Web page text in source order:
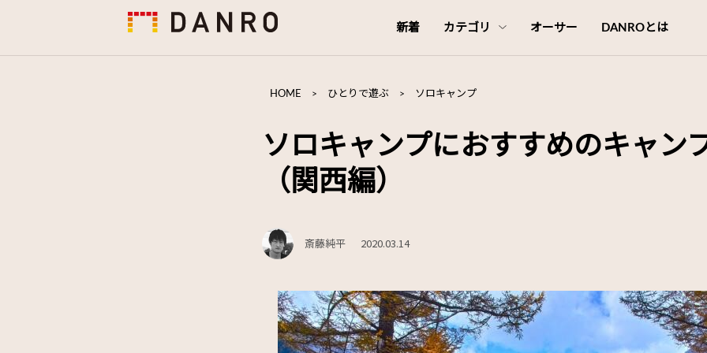
新着 カテゴリ オーサー DANROとは
HOME > ひとりで遊ぶ > ソロキャンプ
ソロキャンプにおすすめのキャン
（関西編）
斎藤純平 2020.03.14